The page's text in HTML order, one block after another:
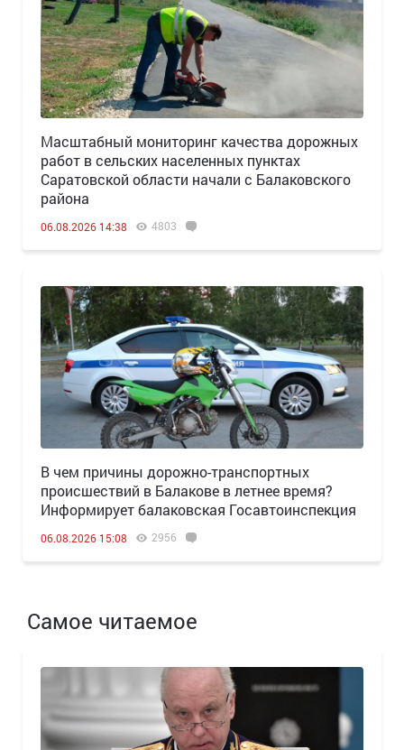
Масштабный мониторинг качества дорожных
работ в сельских населенных пунктах
Саратовской области начали с Балаковского
района
06.08.2026 14:38 4803
В чем причины дорожно-транспортных
происшествий в Балакове в летнее время?
Информирует балаковская Госавтоинспекция
06.08.2026 15:08 2956
Самое читаемое